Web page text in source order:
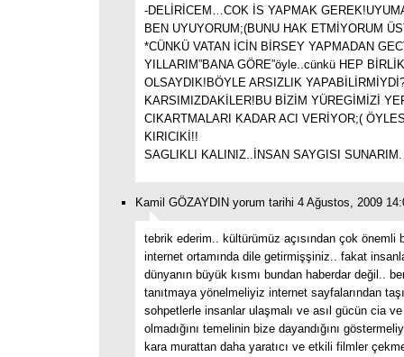
-DELİRİCEM…COK İS YAPMAK
BEN UYUYORUM;(BUNU HAK ETMİYORUM
*CÜNKÜ VATAN İCİN BİRSEY YAPMADAN
YILLARIM”BANA GÖRE”öyle..cünkü HEP
OLSAYDIK!BÖYLE ARSIZLIK
KARSIMIZDAKİLER!BU BİZİM YÜREGİMİZİ
CIKARTMALARI KADAR ACI VERİYOR;(
KIRICIKİ!!
SAGLIKLI KALINIZ..İNSAN SAYGISI SUNARIM.
Kamil GÖZAYDIN yorum tarihi 4 Ağustos, 2009
tebrik ederim.. kültürümüz açısından çok önemli
internet ortamında dile getirmişşiniz.. fakat
dünyanın büyük kısmı bundan haberdar değil..
tanıtmaya yönelmeliyiz internet sayfalarından
sohpetlerle insanlar ulaşmalı ve asıl gücün cia
olmadığını temelinin bize dayandığını
kara murattan daha yaratıcı ve etkili filmler